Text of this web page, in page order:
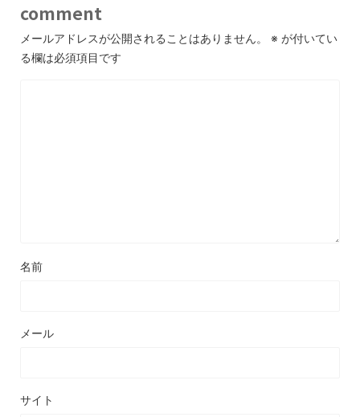
comment
メールアドレスが公開されることはありません。 ※ が付いてい
る欄は必須項目です
名前
メール
サイト